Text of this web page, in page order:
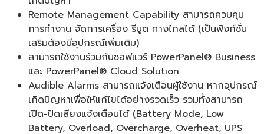
Remote Management Capability สามารถควบคุม
การทำงาน จัดการเครื่อง รีบูต ทางไกลได้ (เป็นฟังก์ชั่น
เสริมต้องมีอุปกรณ์เพิ่มเติม)
สามารถใช้งานร่วมกับซอฟแวร์ PowerPanel® Business
และ PowerPanel® Cloud Solution
Audible Alarms สามารถแจ้งเตือนผู้ใช้งาน หากอุปกรณ์
เกิดปัญหาเพื่อให้แก้ไขได้อย่างรวดเร็ว รวมทั้งสามารถ
เปิด-ปิดเสียงแจ้งเตือนได้ (Battery Mode, Low
Battery, Overload, Overcharge, Overheat, UPS